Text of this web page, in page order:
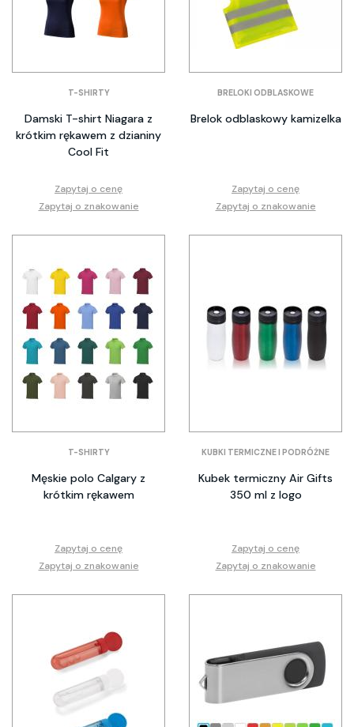
T-SHIRTY
Damski T-shirt Niagara z
krótkim rękawem z dzianiny
Cool Fit
Zapytaj o cenę
Zapytaj o znakowanie
BRELOKI ODBLASKOWE
Brelok odblaskowy kamizelka
Zapytaj o cenę
Zapytaj o znakowanie
T-SHIRTY
Męskie polo Calgary z
krótkim rękawem
Zapytaj o cenę
Zapytaj o znakowanie
KUBKI TERMICZNE I PODRÓŻNE
Kubek termiczny Air Gifts
350 ml z logo
Zapytaj o cenę
Zapytaj o znakowanie